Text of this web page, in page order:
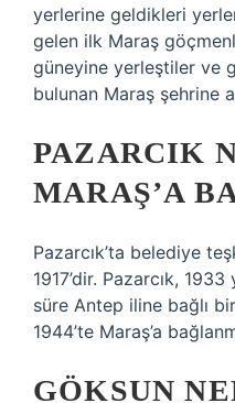
yerlerine geldikleri
gelen ilk Maraş
güneyine yerleştiler ve
bulunan Maraş şehrine
PAZARCIK
MARAŞ’A
Pazarcık’ta belediye
1917’dir. Pazarcık,
süre Antep iline bağlı
1944’te Maraş’a
GÖKSUN